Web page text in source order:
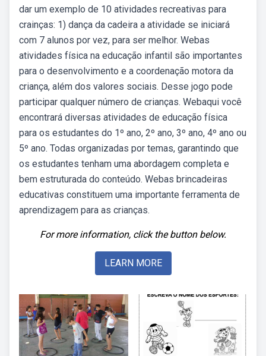
dar um exemplo de 10 atividades recreativas para
crainças: 1) dança da cadeira a atividade se iniciará
com 7 alunos por vez, para ser melhor. Webas
atividades física na educação infantil são importantes
para o desenvolvimento e a coordenação motora da
criança, além dos valores sociais. Desse jogo pode
participar qualquer número de crianças. Webaqui você
encontrará diversas atividades de educação física
para os estudantes do 1º ano, 2º ano, 3º ano, 4º ano ou
5º ano. Todas organizadas por temas, garantindo que
os estudantes tenham uma abordagem completa e
bem estruturada do conteúdo. Webas brincadeiras
educativas constituem uma importante ferramenta de
aprendizagem para as crianças.
For more information, click the button below.
LEARN MORE